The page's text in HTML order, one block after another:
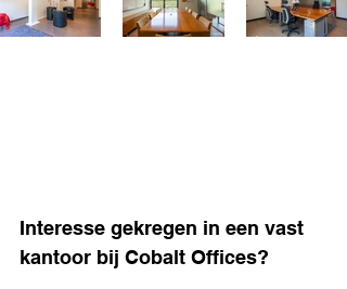
Interesse gekregen in een vast
kantoor bij Cobalt Offices?